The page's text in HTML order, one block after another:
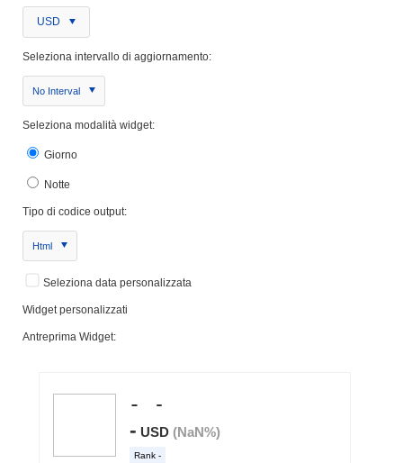
USD
Seleziona intervallo di aggiornamento:
No Interval
Seleziona modalità widget:
Giorno
Notte
Tipo di codice output:
Html
Seleziona data personalizzata
Widget personalizzati
Antreprima Widget: